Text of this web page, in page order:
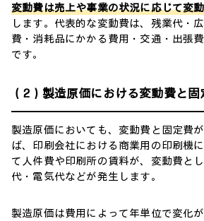
変動費は売上や事業の状況に応じて変
します。代表的な変動費は、残業代・
費・消耗品にかかる費用・交通・出張
です。
（2）製造原価における変動費と固
製造原価においても、変動費と固定費
ば、印刷会社における商業用の印刷機
て人件費や印刷所の賃料が、変動費と
代・電気代などが発生します。
製造原価は費用によって年単位で変化